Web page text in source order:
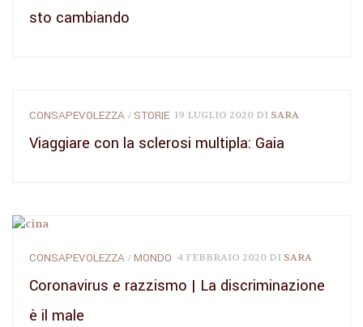
sto cambiando
CONSAPEVOLEZZA/ STORIE 19 LUGLIO 2020 DI SARA
Viaggiare con la sclerosi multipla: Gaia
CONSAPEVOLEZZA/MONDO 4 FEBBRAIO 2020 DI SARA
Coronavirus e razzismo | La discriminazione
è il male